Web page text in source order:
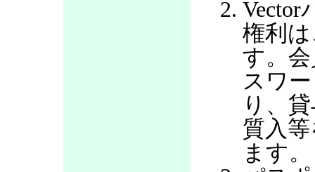
Vector
権利
す。
スワ
り、
質入
ます。